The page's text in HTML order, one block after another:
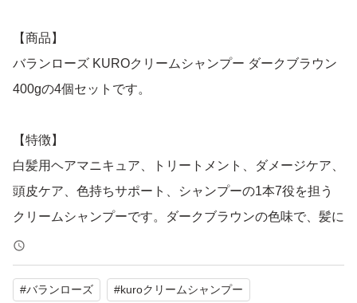
【商品】
バランローズ KUROクリームシャンプー ダークブラウン
400gの4個セットです。
【特徴】
白髪用ヘアマニキュア、トリートメント、ダメージケア、
頭皮ケア、色持ちサポート、シャンプーの1本7役を担う
クリームシャンプーです。ダークブラウンの色味で、髪に
自然な色合いを与えます。
【表記・型番】
#バランローズ #kuroクリームシャンプー